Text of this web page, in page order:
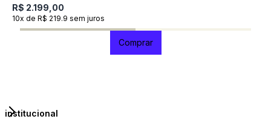
R$ 2.199,00
10x de R$ 219.9 sem juros
Comprar
institucional